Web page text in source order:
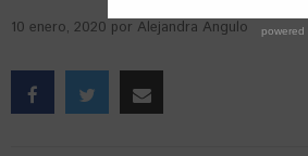
10 enero, 2020 por Alejandra Angulo